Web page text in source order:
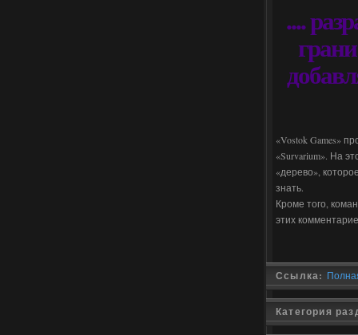
....
«Vostok Games»
«Survarium». На
«дерево»,
знать.
Кроме того,
этих
Ссылка:
Категория